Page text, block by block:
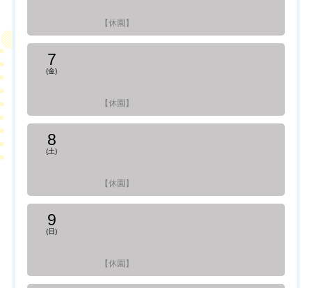
【休園】
7
(金)
【休園】
8
(土)
【休園】
9
(日)
【休園】